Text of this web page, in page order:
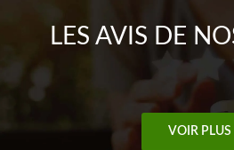
LES AVIS DE
VOIR PLUS